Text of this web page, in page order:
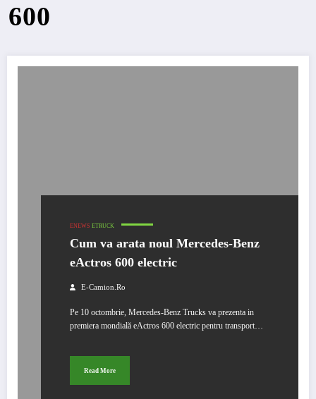
600
ENEWS ETRUCK
Cum va arata noul Mercedes-Benz
eActros 600 electric
E-Camion.ro
Pe 10 octombrie, Mercedes-Benz Trucks va prezenta in
premiera mondială eActros 600 electric pentru transport…
Read More